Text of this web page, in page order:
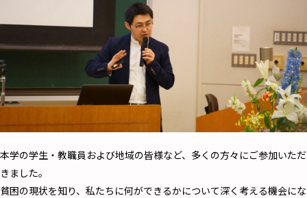
本学の学生・教職員および地域の皆様など、多くの方々にご参加いただ
きました。
貧困の現状を知り、私たちに何ができるかについて深く考える機会にな